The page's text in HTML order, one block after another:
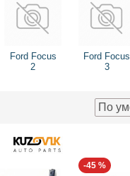
Ford Focus
2
Ford Focus
3
-45 %